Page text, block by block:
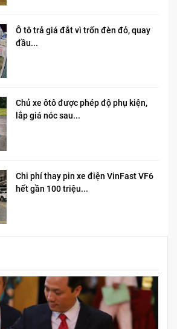
Ô tô trả giá đắt vì trốn đèn đỏ, quay
đầu...
Chủ xe ôtô được phép độ phụ kiện,
lắp giá nóc sau...
Chi phí thay pin xe điện VinFast VF6
hết gần 100 triệu...